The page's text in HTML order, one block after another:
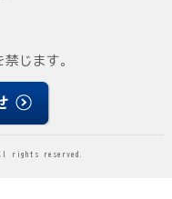
じます。
All rights reserved.